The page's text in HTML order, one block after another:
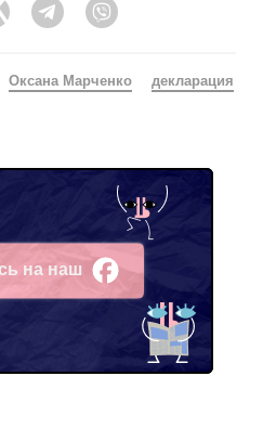
Twitter Telegram
Оксана Марченко декларация
на наш